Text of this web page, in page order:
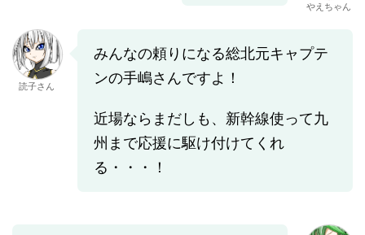
やえちゃん
読子さん
みんなの頼りになる総北元キャプテ
ンの手嶋さんですよ！
近場ならまだしも、新幹線使って九
州まで応援に駆け付けてくれ
る・・・！